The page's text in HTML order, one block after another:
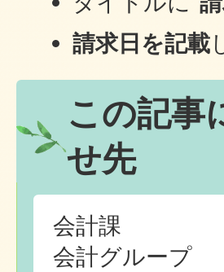
請求日を記載
この記事
せ先
会計課
会計グループ